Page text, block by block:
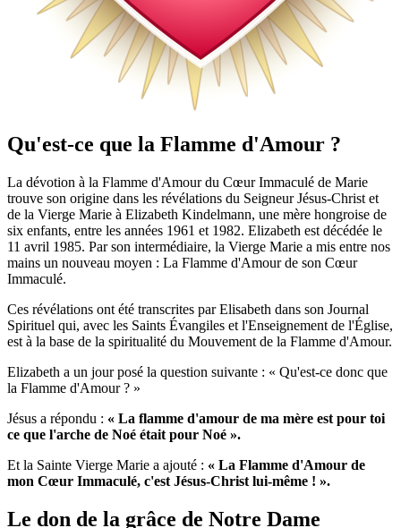
Qu'est-ce que la Flamme d'Amour ?
La dévotion à la Flamme d'Amour du Cœur Immaculé de Marie
trouve son origine dans les révélations du Seigneur Jésus-Christ et
de la Vierge Marie à Elizabeth Kindelmann, une mère hongroise de
six enfants, entre les années 1961 et 1982. Elizabeth est décédée le
11 avril 1985. Par son intermédiaire, la Vierge Marie a mis entre nos
mains un nouveau moyen : La Flamme d'Amour de son Cœur
Immaculé.
Ces révélations ont été transcrites par Elisabeth dans son Journal
Spirituel qui, avec les Saints Évangiles et l'Enseignement de l'Église,
est à la base de la spiritualité du Mouvement de la Flamme d'Amour.
Elizabeth a un jour posé la question suivante : « Qu'est-ce donc que
la Flamme d'Amour ? »
Jésus a répondu : « La flamme d'amour de ma mère est pour toi
ce que l'arche de Noé était pour Noé ».
Et la Sainte Vierge Marie a ajouté : « La Flamme d'Amour de
mon Cœur Immaculé, c'est Jésus-Christ lui-même ! ».
Le don de la grâce de Notre Dame